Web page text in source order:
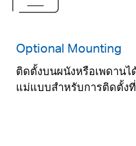
Optional Mounting
ติดตั้งบนผนังหรือเพดาน
แม่แบบสำหรับการติดตั้ง